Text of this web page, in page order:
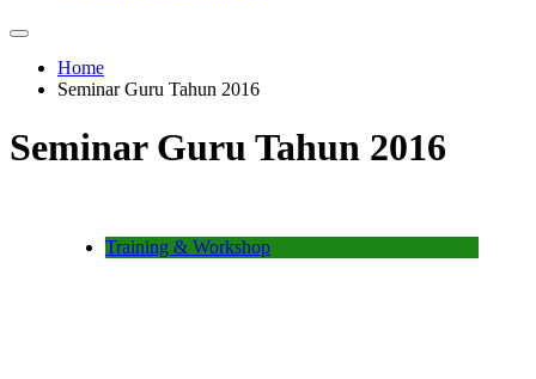
Home
Seminar Guru Tahun 2016
Seminar Guru Tahun 2016
Training & Workshop